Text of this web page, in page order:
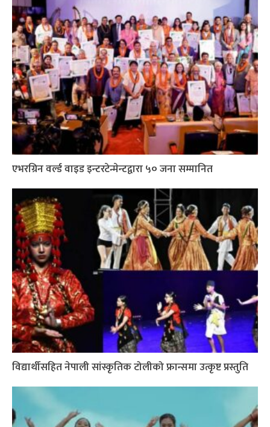
एभरग्रिन वर्ल्ड वाइड इन्टरटेन्मेन्टद्वारा ५० जना सम्मानित
विद्यार्थीसहित नेपाली सांस्कृतिक टोलीको फ्रान्समा उत्कृष्ट प्रस्तुति